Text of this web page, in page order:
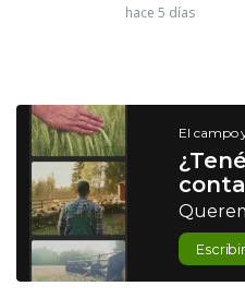
hace 5 días
El campo